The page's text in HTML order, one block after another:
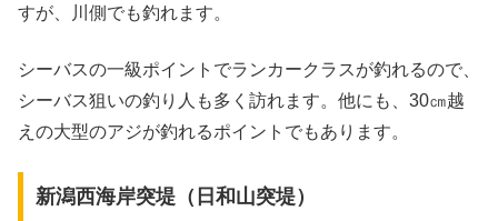
すが、川側でも釣れます。
シーバスの一級ポイントでランカークラスが釣れるので、
シーバス狙いの釣り人も多く訪れます。他にも、30㎝越
えの大型のアジが釣れるポイントでもあります。
新潟西海岸突堤（日和山突堤）